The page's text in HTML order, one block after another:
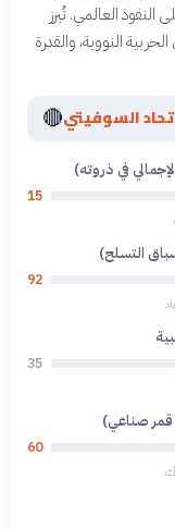
النفوذ العالمي. تُبرز
النووية، والقدرة
السوفيتي🔴
في ذروته)
15
التسلح)
92
35
قمر صناعي)
60